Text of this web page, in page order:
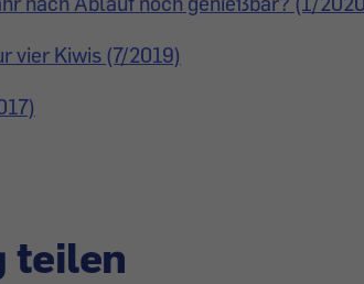
vier Kiwis (7/2019)
teilen